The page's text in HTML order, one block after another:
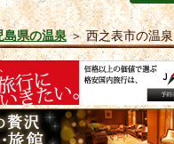
島県の温泉＞西之表市の温泉